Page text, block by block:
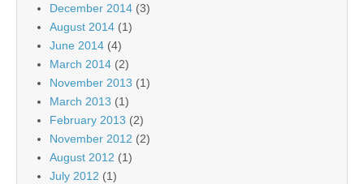
December 2014 (3)
August 2014 (1)
June 2014 (4)
March 2014 (2)
November 2013 (1)
March 2013 (1)
February 2013 (2)
November 2012 (2)
August 2012 (1)
July 2012 (1)